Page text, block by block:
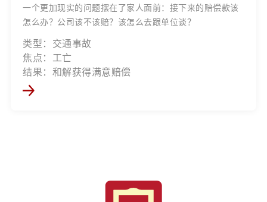
一个更加现实的问题摆在了家人面前：接下来的赔偿款该
怎么办？公司该不该赔？该怎么去跟单位谈？
类型：交通事故
焦点：工亡
结果：和解获得满意赔偿